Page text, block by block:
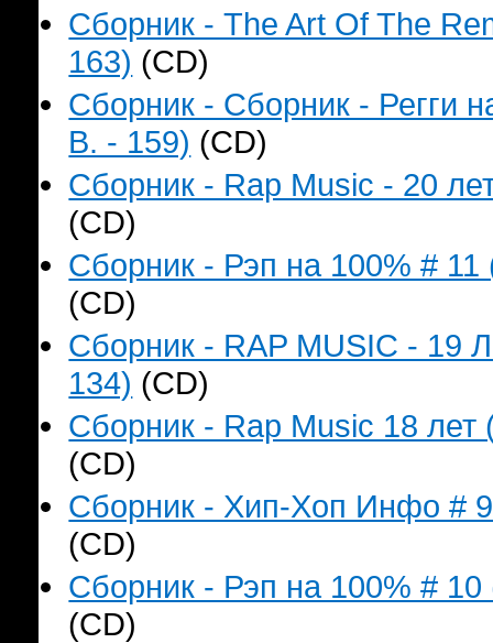
Сборник - The Art Of The
163) (CD)
Сборник - Сборник - Регги
B. - 159) (CD)
Сборник - Rap Music - 20
(CD)
Сборник - Рэп на 100% #
(CD)
Сборник - RAP MUSIC - 19
134) (CD)
Сборник - Rap Music 18
(CD)
Сборник - Хип-Хоп Инфо #
(CD)
Сборник - Рэп на 100% #
(CD)